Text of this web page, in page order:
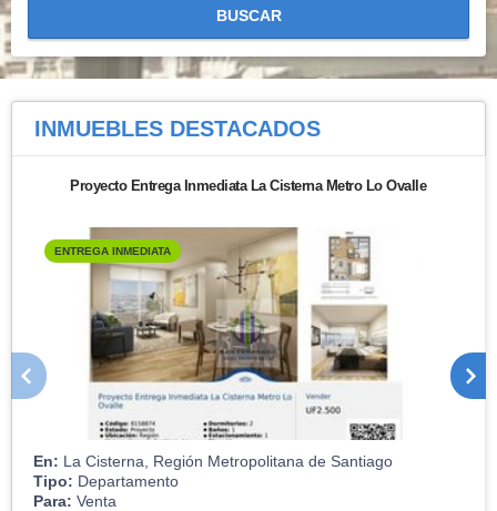
BUSCAR
INMUEBLES DESTACADOS
Proyecto Entrega Inmediata La Cisterna Metro Lo Ovalle
ENTREGA INMEDIATA
En: La Cisterna, Región Metropolitana de Santiago
Tipo: Departamento
Para: Venta